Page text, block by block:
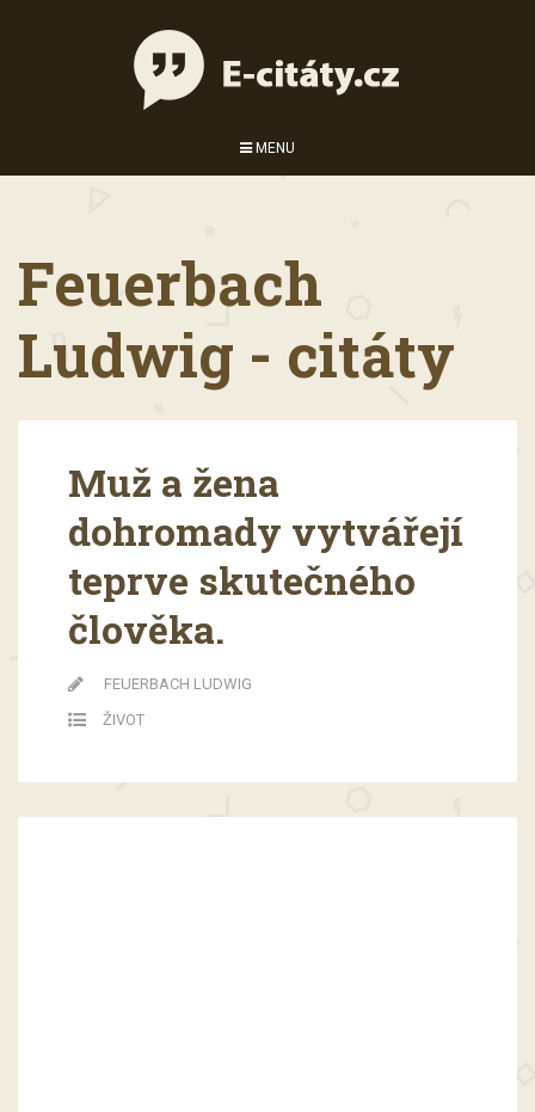
MENU
Feuerbach
Ludwig - citáty
Muž a žena
dohromady vytvářejí
teprve skutečného
člověka.
FEUERBACH LUDWIG
ŽIVOT